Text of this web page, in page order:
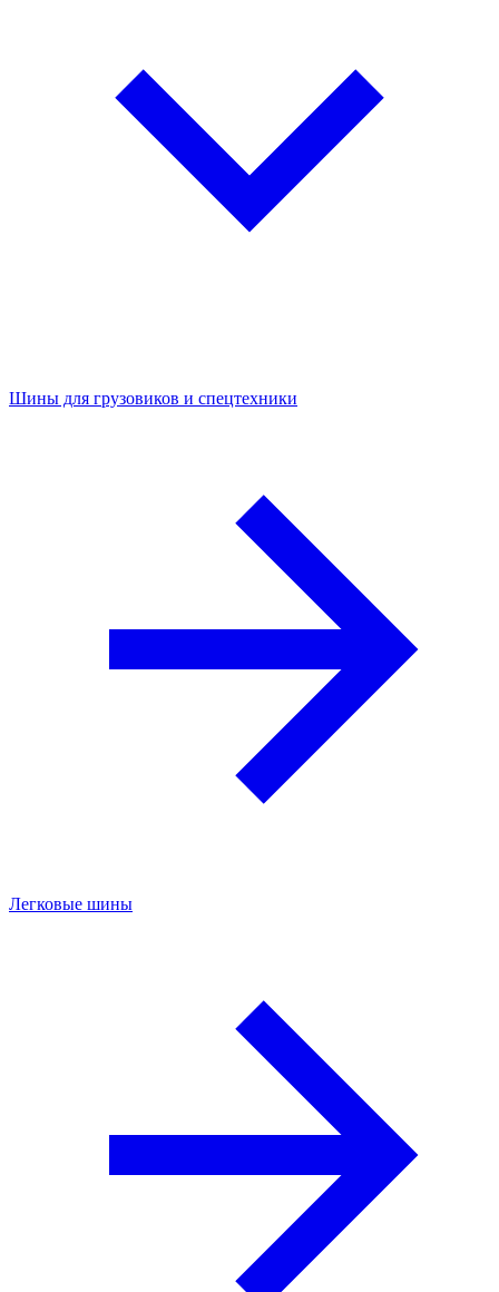
Шины для грузовиков и спецтехники
Легковые шины